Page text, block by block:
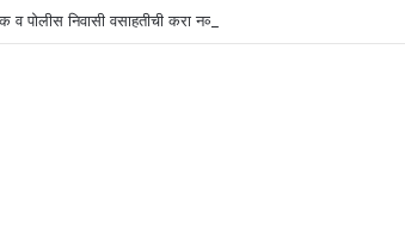
व पोलीस निवासी वसाहतीची करा नव्याने उभारणी : प्रभव नायक